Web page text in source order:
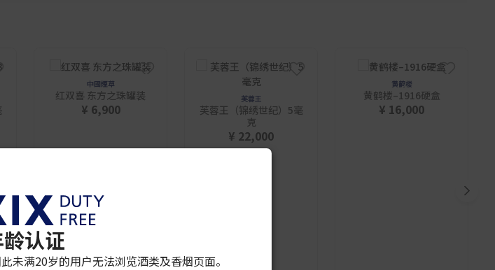
中國煙草
红双喜 东方之珠罐装
¥ 6,900
芙蓉王
芙蓉王（锦绣世纪）5毫
克
¥ 22,000
黄鹤楼
黄鹤楼–1916硬盒
¥ 16,000
认证
未满20岁的用户无法浏览酒类及香烟页面。